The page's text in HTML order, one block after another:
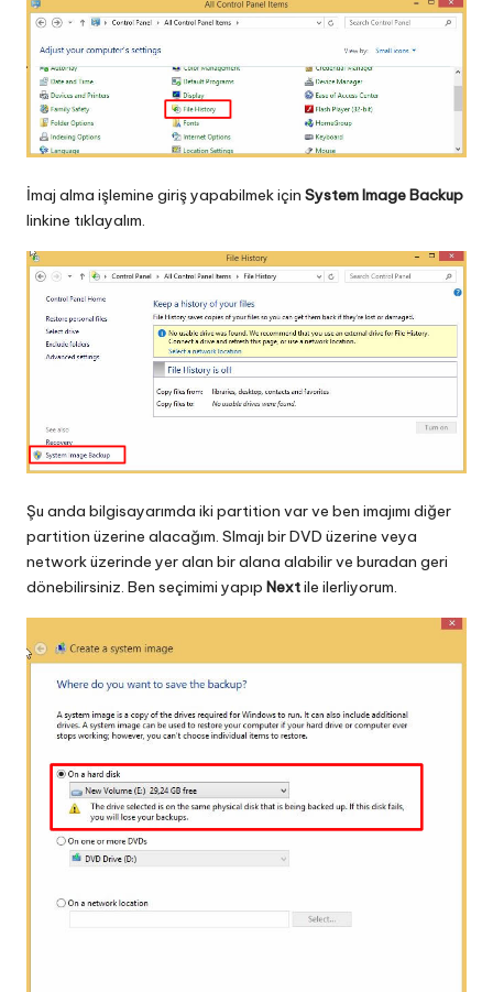
İmaj alma işlemine giriş yapabilmek için System Image Backup
linkine tıklayalım.
Şu anda bilgisayarımda iki partition var ve ben imajımı diğer
partition üzerine alacağım. SImajı bir DVD üzerine veya
network üzerinde yer alan bir alana alabilir ve buradan geri
dönebilirsiniz. Ben seçimimi yapıp Nextile ilerliyorum.